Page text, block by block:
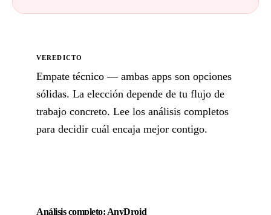
VEREDICTO
Empate técnico — ambas apps son opciones
sólidas. La elección depende de tu flujo de
trabajo concreto. Lee los análisis completos
para decidir cuál encaja mejor contigo.
Análisis completo: AnyDroid